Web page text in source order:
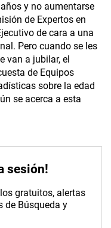
y no aumentarse
de Expertos en
de cara a una
Pero cuando se les
van a jubilar, el
de Equipos
sobre la edad
se acerca a esta
sesión!
gratuitos, alertas
de Búsqueda y